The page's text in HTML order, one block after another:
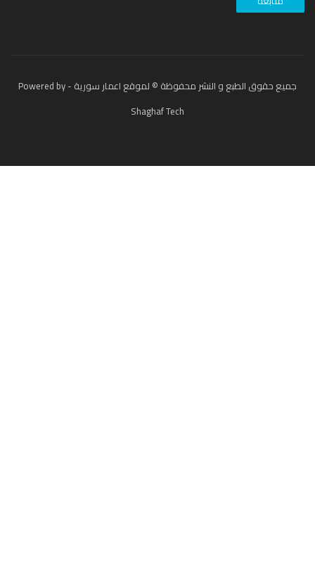
جميع حقوق الطبع و النشر محفوظة © لموقع اعمار سورية - Powered by
Shaghaf Tech